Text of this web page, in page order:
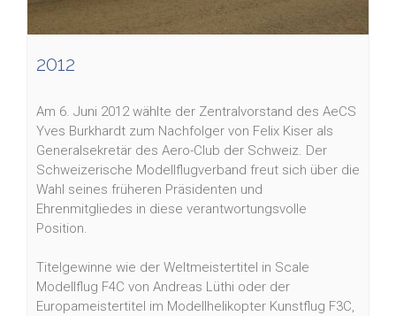
2012
Am 6. Juni 2012 wählte der Zentralvorstand des AeCS
Yves Burkhardt zum Nachfolger von Felix Kiser als
Generalsekretär des Aero-Club der Schweiz. Der
Schweizerische Modellflugverband freut sich über die
Wahl seines früheren Präsidenten und
Ehrenmitgliedes in diese verantwortungsvolle
Position.
Titelgewinne wie der Weltmeistertitel in Scale
Modellflug F4C von Andreas Lüthi oder der
Europameistertitel im Modellhelikopter Kunstflug F3C,